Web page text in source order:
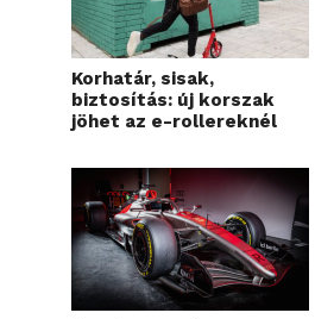
Korhatár, sisak,
biztosítás: új korszak
jöhet az e-rollereknél